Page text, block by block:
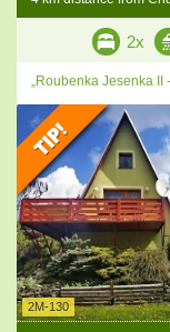
2x
„Roubenka Jesenka II
2M-130